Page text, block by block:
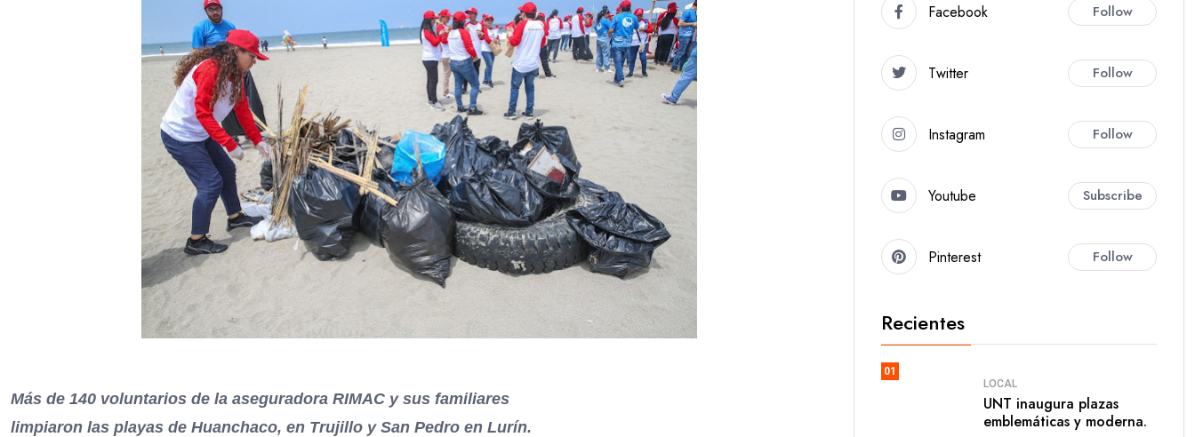
Más de 140 voluntarios de la aseguradora RIMAC y sus familiares
limpiaron las playas de Huanchaco, en Trujillo y San Pedro en Lurín.
Facebook Follow
Twitter Follow
Instagram Follow
Youtube Subscribe
Pinterest Follow
Recientes
01
LOCAL
UNT inaugura plazas
emblemáticas y moderna.